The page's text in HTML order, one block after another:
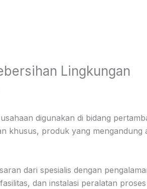
Lingkungan
digunakan di bidang
khusus, produk yang
dari spesialis dengan
dan instalasi peralatan